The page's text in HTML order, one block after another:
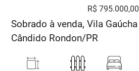
R$ 795.000,00
Sobrado à venda, Vila
Cândido Rondon/PR